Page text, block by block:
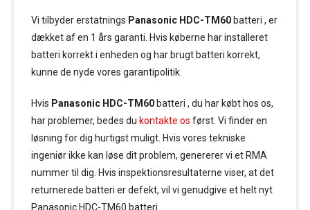
Vi tilbyder erstatnings Panasonic HDC-TM60 batteri , er
dækket af en 1 års garanti. Hvis køberne har installeret
batteri korrekt i enheden og har brugt batteri korrekt,
kunne de nyde vores garantipolitik.
Hvis Panasonic HDC-TM60 batteri , du har købt hos os,
har problemer, bedes du kontakte os først. Vi finder en
løsning for dig hurtigst muligt. Hvis vores tekniske
ingeniør ikke kan løse dit problem, genererer vi et RMA
nummer til dig. Hvis inspektionsresultaterne viser, at det
returnerede batteri er defekt, vil vi genudgive et helt nyt
Panasonic HDC-TM60 batteri.